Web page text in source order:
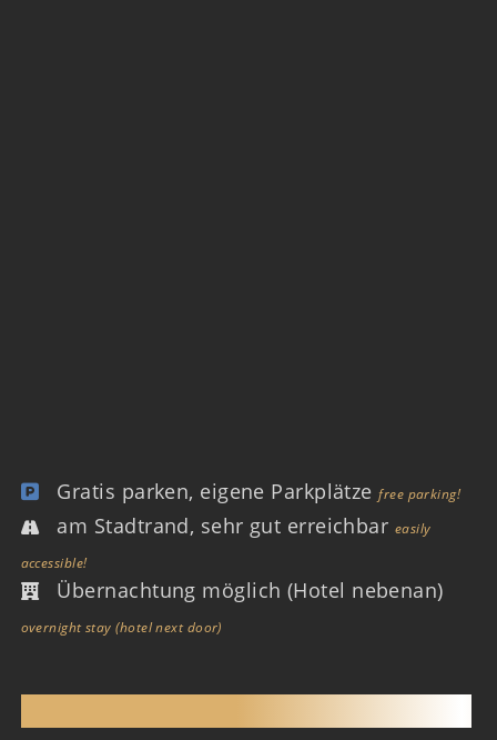
Gratis parken, eigene Parkplätzefree parking!
am Stadtrand, sehr gut erreichbar easily
accessible!
Übernachtung möglich (Hotel nebenan)
overnight stay (hotel next door)